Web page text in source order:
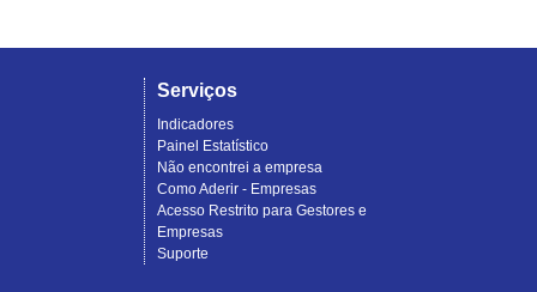
Serviços
Indicadores
Painel Estatístico
Não encontrei a empresa
Como Aderir - Empresas
Acesso Restrito para Gestores e
Empresas
Suporte